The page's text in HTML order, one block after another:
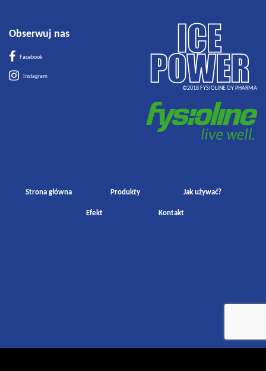
Obserwuj nas
Facebook
Instagram
©2018 FYSIOLINE OY PHARMA
Strona główna Produkty Jak używać?
Efekt Kontakt